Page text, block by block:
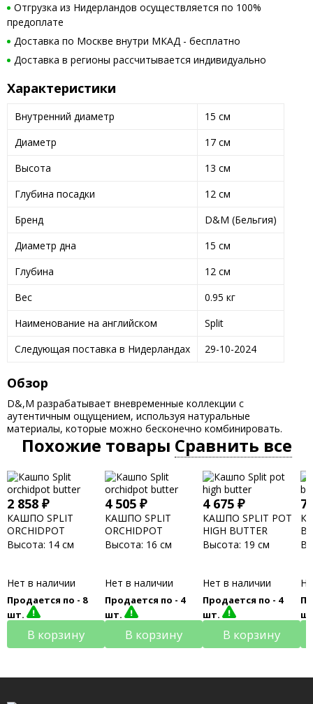
Отгрузка из Нидерландов осуществляется по 100%
предоплате
Доставка по Москве внутри МКАД - бесплатно
Доставка в регионы рассчитывается индивидуально
Характеристики
Внутренний диаметр
15 см
Диаметр
17 см
Высота
13 см
Глубина посадки
12 см
Бренд
D&M (Бельгия)
Диаметр дна
15 см
Глубина
12 см
Вес
0.95 кг
Наименование на английском
Split
Следующая поставка в Нидерландах
29-10-2024
Обзор
D&,M разрабатывает вневременные коллекции с
аутентичным ощущением, используя натуральные
материалы, которые можно бесконечно комбинировать.
Похожие товары Сравнить все
2 858 ₽
КАШПО SPLIT
ORCHIDPOT
BUTTER
Высота: 14 см
Нет в наличии
Продается по - 8
шт.
В корзину
4 505 ₽
КАШПО SPLIT
ORCHIDPOT
BUTTER
Высота: 16 см
Нет в наличии
Продается по - 4
шт.
В корзину
4 675 ₽
КАШПО SPLIT POT
HIGH BUTTER
Высота: 19 см
Нет в наличии
Продается по - 4
шт.
В корзину
7